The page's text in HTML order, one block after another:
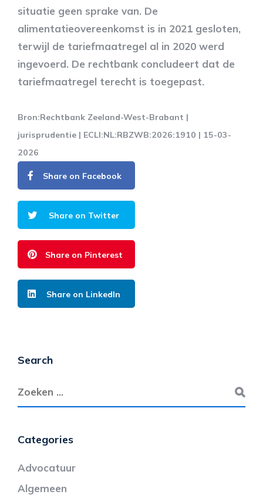
situatie geen sprake van. De
alimentatieovereenkomst is in 2021 gesloten,
terwijl de tariefmaatregel al in 2020 werd
ingevoerd. De rechtbank concludeert dat de
tariefmaatregel terecht is toegepast.
Bron:Rechtbank Zeeland-West-Brabant |
jurisprudentie | ECLI:NL:RBZWB:2026:1910 | 15-03-
2026
Share on Facebook
Share on Twitter
Share on Pinterest
Share on LinkedIn
Search
Categories
Advocatuur
Algemeen